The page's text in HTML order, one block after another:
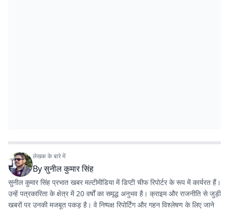
लेखक के बारे में
Byसुनील कुमार सिंह
सुनील कुमार सिंह प्रभात खबर मल्टीमीडिया में डिप्टी चीफ रिपोर्टर के रूप में कार्यरत हैं।
उन्हें पत्रकारिता के क्षेत्र में 20 वर्षों का समृद्ध अनुभव है। क्राइम और राजनीति से जुड़ी
खबरों पर उनकी मजबूत पकड़ है। वे निष्पक्ष रिपोर्टिंग और गहन विश्लेषण के लिए जाने